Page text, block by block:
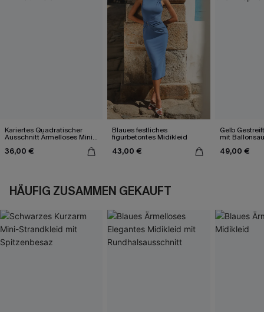
Kariertes Quadratischer
Ausschnitt Ärmelloses Mini-
36,00 €
Blaues festliches
figurbetontes Midikleid
43,00 €
Gelb
mit
49,00 €
HÄUFIG ZUSAMMEN GEKAUFT